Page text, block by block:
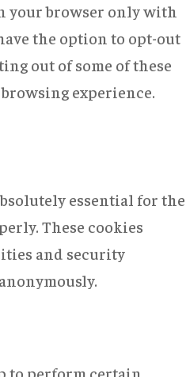
your browser only with
the option to opt-out
out of some of these
experience.
essential for the
These cookies
and security
to perform certain